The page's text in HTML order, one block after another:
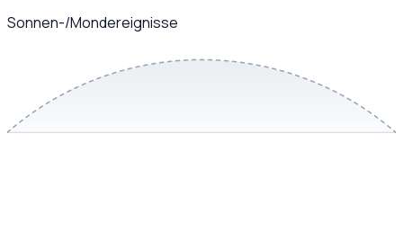
Sonnen-/Mondereignisse